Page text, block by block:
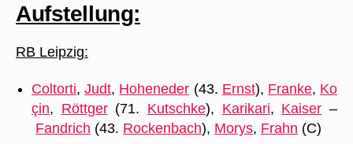
Aufstellung:
RB Leipzig:
Coltorti,Judt, Hoheneder (43. Ernst), Franke, Ko
çin, Röttger(71. Kutschke), Karikari, Kaiser –
Fandrich (43. Rockenbach), Morys, Frahn (C)